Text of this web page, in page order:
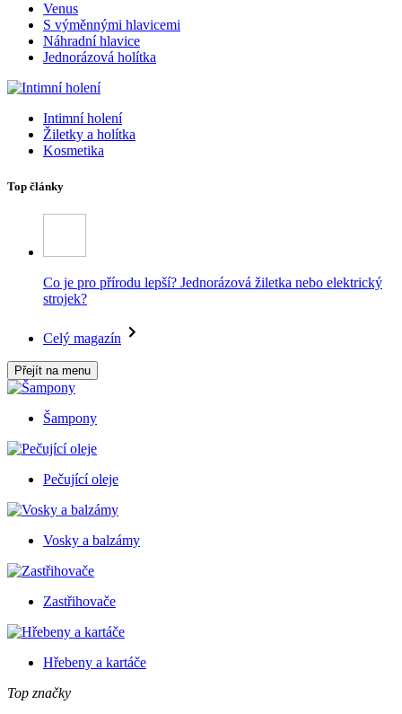
Venus
S výměnnými hlavicemi
Náhradní hlavice
Jednorázová holítka
Intimní holení
Žiletky a holítka
Kosmetika
Top články
Co je pro přírodu lepší? Jednorázová žiletka nebo elektrický
strojek?
Celý magazín
Přejít na menu
Šampony
Pečující oleje
Vosky a balzámy
Zastřihovače
Hřebeny a kartáče
Top značky